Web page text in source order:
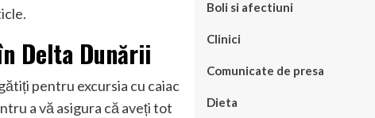
Delta Dunării
pentru excursia cu caiac
a vă asigura că aveți tot
Boli si afectiuni
Clinici
Comunicate de presa
Dieta